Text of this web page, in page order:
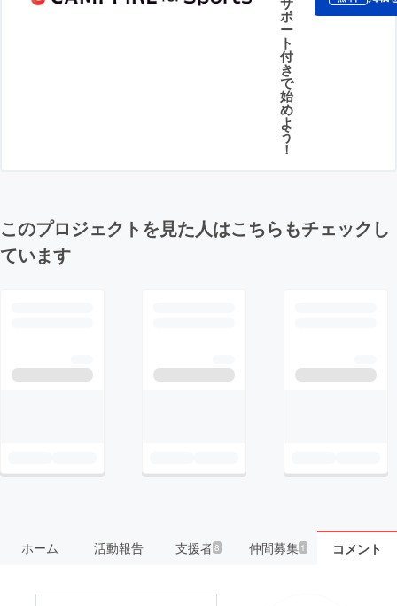
ポ
ー
ト
付
き
で
始
め
よ
う
！
このプロジェクトを見た人はこちらもチェックし
ています
ホーム 活動報告 支援者8 仲間募集 1 コメント